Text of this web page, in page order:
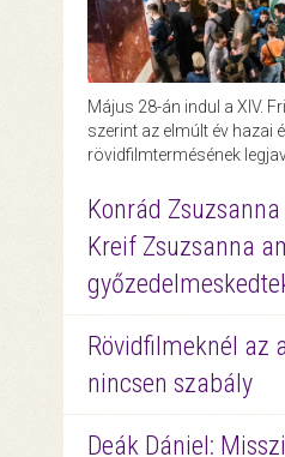
Május 28-án indul a XIV.
szerint az elmúlt év hazai
rövidfilmtermésének
Konrád
Kreif Zsuzsanna
Rövidfilmeknél az
nincsen szabály
Deák Dániel: